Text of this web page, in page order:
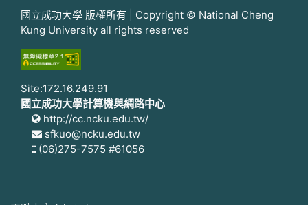
國立成功大學 版權所有 | Copyright © National Cheng
Kung University all rights reserved
Site:172.16.249.91
國立成功大學計算機與網路中心
http://cc.ncku.edu.tw/
sfkuo@ncku.edu.tw
(06)275-7575 #61056